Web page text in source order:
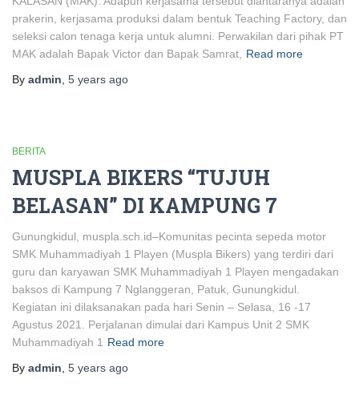
prakerin, kerjasama produksi dalam bentuk Teaching Factory, dan
seleksi calon tenaga kerja untuk alumni. Perwakilan dari pihak PT
MAK adalah Bapak Victor dan Bapak Samrat,
Read more
By admin 5 years ago
BERITA
MUSPLA BIKERS “TUJUH
BELASAN” DI KAMPUNG 7
Gunungkidul, muspla.sch.id–Komunitas pecinta sepeda motor
SMK Muhammadiyah 1 Playen (Muspla Bikers) yang terdiri dari
guru dan karyawan SMK Muhammadiyah 1 Playen mengadakan
baksos di Kampung 7 Nglanggeran, Patuk, Gunungkidul.
Kegiatan ini dilaksanakan pada hari Senin – Selasa, 16 -17
Agustus 2021. Perjalanan dimulai dari Kampus Unit 2 SMK
Muhammadiyah 1 Read more
By admin 5 years ago